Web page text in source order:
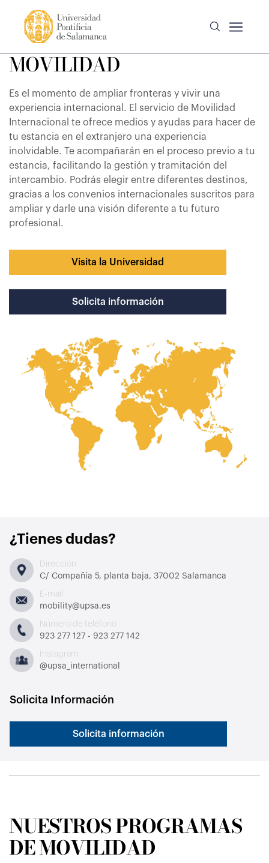
MOVILIDAD
Es el momento de ampliar fronteras y vivir una
experiencia internacional. El servicio de Movilidad
Internacional te ofrece medios y ayudas para hacer de
tu estancia en el extranjero una experiencia
inolvidable. Te acompañarán en el proceso previo a tu
estancia, facilitando la gestión y tramitación del
intercambio. Podrás elegir entre diferentes destinos,
gracias a los convenios internacionales suscritos para
ampliar y darle una visión diferente a tu futuro
profesional.
Visita la Universidad
Solicita información
¿Tienes dudas?
Dirección
C/ Compañía 5, planta baja, 37002 Salamanca
E-mail
mobility@upsa.es
Número de teléfono
923 277 127 - 923 277 142
Instagram
@upsa_international
Solicita Información
Solicita información
NUESTROS PROGRAMAS
DE MOVILIDAD